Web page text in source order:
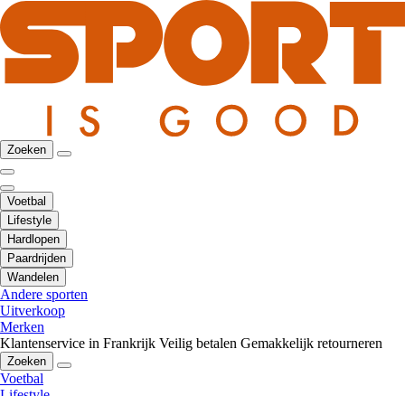
Zoeken
Voetbal
Lifestyle
Hardlopen
Paardrijden
Wandelen
Andere sporten
Uitverkoop
Merken
Klantenservice in Frankrijk Veilig betalen Gemakkelijk retourneren
Zoeken
Voetbal